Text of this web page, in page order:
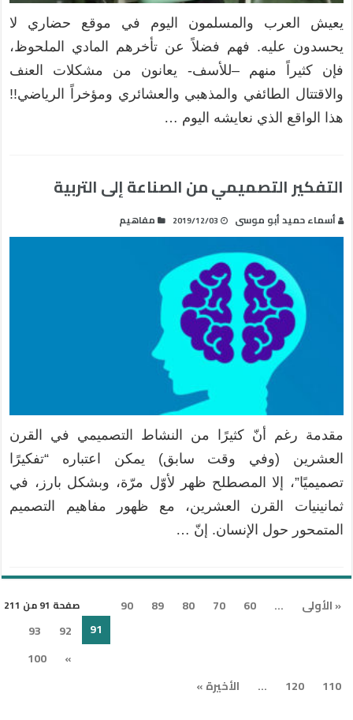
يعيش العرب والمسلمون اليوم في موقع حضاري لا
يحسدون عليه. فهم فضلاً عن تأخرهم المادي الملحوظ،
فإن كثيراً منهم –للأسف- يعانون من مشكلات العنف
والاقتتال الطائفي والمذهبي والعشائري ومؤخراً الرياضي!!
هذا الواقع الذي نعايشه اليوم …
التفكير التصميمي من الصناعة إلى التربية
أسماء حميد أبو موسى 2019/12/03 مفاهيم
مقدمة رغم أنّ كثيرًا من النشاط التصميمي في القرن
العشرين (وفي وقت سابق) يمكن اعتباره “تفكيرًا
تصميميًا”، إلا المصطلح ظهر لأوّل مرّة، وبشكل بارز، في
ثمانينيات القرن العشرين، مع ظهور مفاهيم التصميم
المتمحور حول الإنسان. إنّ …
صفحة 91 من 211 « الأولى ...
60
70
80
89
90
91
92
93
»
100
110
120
... الأخيرة »